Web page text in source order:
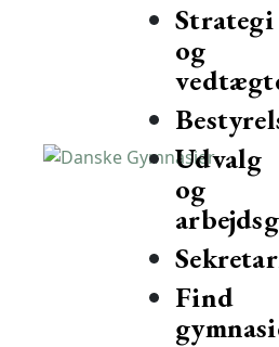
Danske Gymnasier
Danske Gymnasier er
Strategi
og
Udvalg
og
Find